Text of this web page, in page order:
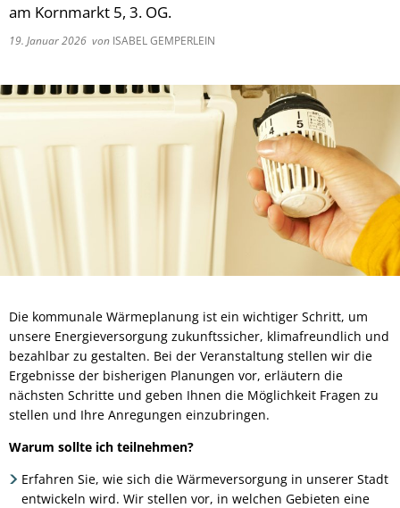
am Kornmarkt 5, 3. OG.
19. Januar 2026 von ISABEL GEMPERLEIN
Die kommunale Wärmeplanung ist ein wichtiger Schritt, um
unsere Energieversorgung zukunftssicher, klimafreundlich und
bezahlbar zu gestalten. Bei der Veranstaltung stellen wir die
Ergebnisse der bisherigen Planungen vor, erläutern die
nächsten Schritte und geben Ihnen die Möglichkeit Fragen zu
stellen und Ihre Anregungen einzubringen.
Warum sollte ich teilnehmen?
Erfahren Sie, wie sich die Wärmeversorgung in unserer Stadt
entwickeln wird. Wir stellen vor, in welchen Gebieten eine